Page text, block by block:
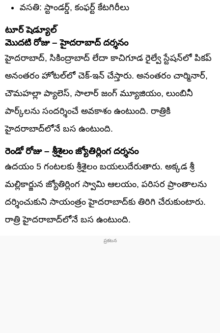
వసతి: స్టాండర్డ్, కంఫర్ట్ కేటగిరీలు
టూర్ షెడ్యూల్
మొదటి రోజు – హైదరాబాద్ దర్శనం
హైదరాబాద్, సికింద్రాబాద్ లేదా కాచిగూడ రైల్వే స్టేషన్‌లో పికప్
అనంతరం హోటల్‌లో చెక్-ఇన్ చేస్తారు. అనంతరం చార్మినార్,
చౌమహల్లా ప్యాలెస్, సాలార్ జంగ్ మ్యూజియం, లుంబినీ
పార్క్‌లను సందర్శించే అవకాశం ఉంటుంది. రాత్రికి
హైదరాబాద్‌లోనే బస ఉంటుంది.
రెండో రోజు – శ్రీశైలం జ్యోతిర్లింగ దర్శనం
ఉదయం 5 గంటలకు శ్రీశైలం బయలుదేరుతారు. అక్కడ శ్రీ
మల్లికార్జున జ్యోతిర్లింగ స్వామి ఆలయం, పరిసర ప్రాంతాలను
దర్శించుకుని సాయంత్రం హైదరాబాద్‌కు తిరిగి చేరుకుంటారు.
రాత్రి హైదరాబాద్‌లోనే బస ఉంటుంది.